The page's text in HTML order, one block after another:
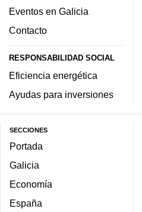
Eventos en Galicia
Contacto
RESPONSABILIDAD SOCIAL
Eficiencia energética
Ayudas para inversiones
SECCIONES
Portada
Galicia
Economía
España